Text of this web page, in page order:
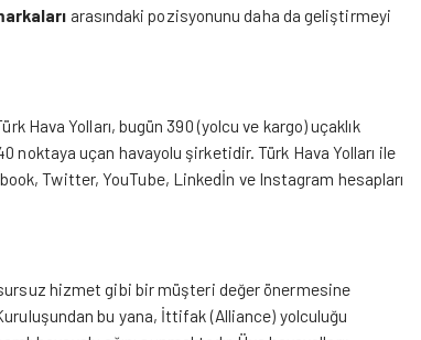
arasındaki pozisyonunu daha da geliştirmeyi
Hava Yolları, bugün 390 (yolcu ve kargo) uçaklık
noktaya uçan havayolu şirketidir. Türk Hava Yolları ile
Twitter, YouTube, Linkedİn ve Instagram hesapları
hizmet gibi bir müşteri değer önermesine
bu yana, İttifak (Alliance) yolculuğu